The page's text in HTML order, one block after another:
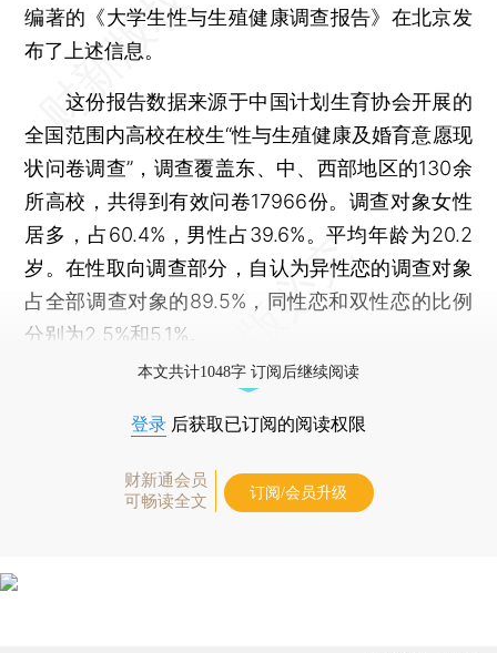
编著的《大学生性与生殖健康调查报告》在北京发
布了上述信息。
这份报告数据来源于中国计划生育协会开展的
全国范围内高校在校生“性与生殖健康及婚育意愿现
状问卷调查”，调查覆盖东、中、西部地区的130余
所高校，共得到有效问卷17966份。调查对象女性
居多，占60.4%，男性占39.6%。平均年龄为20.2
岁。在性取向调查部分，自认为异性恋的调查对象
占全部调查对象的89.5%，同性恋和双性恋的比例
分别为2.5%和5.1%。
本文共计1048字 订阅后继续阅读
登录 后获取已订阅的阅读权限
财新通会员
可畅读全文
订阅/会员升级